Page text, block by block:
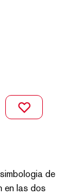
de
en las dos